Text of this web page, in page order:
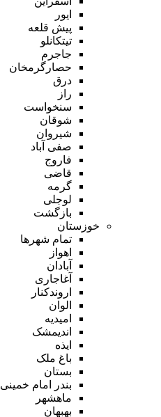
ایور
پیش قلعه
تیتکانلو
جاجرم
حصارگرمخان
درق
راز
سنخواست
شوقان
شیروان
صفی آباد
فاروج
قاضی
گرمه
لوجلی
بازگشت
خوزستان
تمام شهر‌ها
اهواز
آبادان
آغاجاری
اروندکنار
الوان
امیدیه
اندیمشک
ایذه
باغ ملک
بستان
بندر امام خمینی
ماهشهر
بهبهان